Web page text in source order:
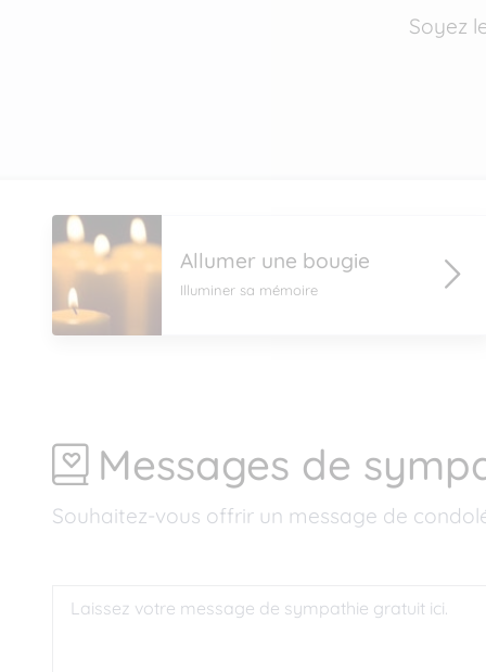
Soyez
Allumer une bougie
Illuminer sa mémoire
Messages de
Souhaitez-vous offrir un message de